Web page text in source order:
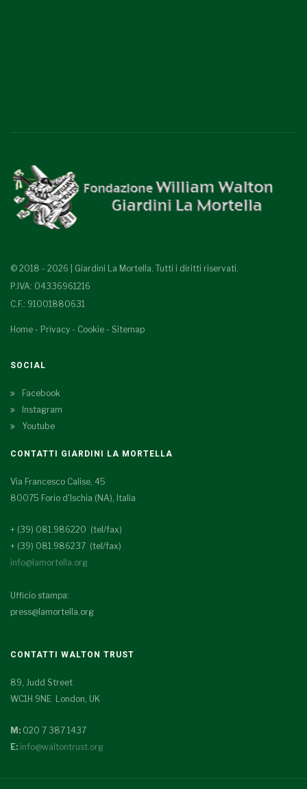
© 2018 - 2026 | Giardini La Mortella. Tutti i diritti riservati.
P.IVA: 04336961216
C.F.: 91001880631
Home - Privacy - Cookie - Sitemap
SOCIAL
Facebook
Instagram
Youtube
CONTATTI GIARDINI LA MORTELLA
Via Francesco Calise, 45
80075 Forio d'Ischia (NA), Italia
+ (39) 081.986220 (tel/fax)
+ (39) 081.986237 (tel/fax)
info@lamortella.org
Ufficio stampa:
press@lamortella.org
CONTATTI WALTON TRUST
89, Judd Street
WC1H 9NE London, UK
M: 020 7 387 1437
E: info@waltontrust.org